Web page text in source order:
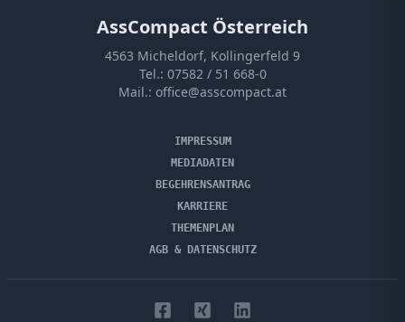
AssCompact Österreich
4563 Micheldorf, Kollingerfeld 9
Tel.: 07582 / 51 668-0
Mail.: office@asscompact.at
IMPRESSUM
MEDIADATEN
BEGEHRENSANTRAG
KARRIERE
THEMENPLAN
AGB & DATENSCHUTZ